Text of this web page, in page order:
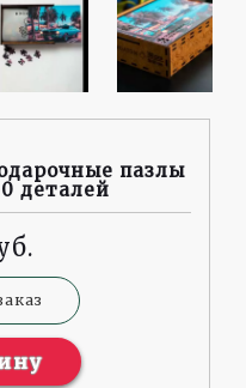
пазлы
деталей